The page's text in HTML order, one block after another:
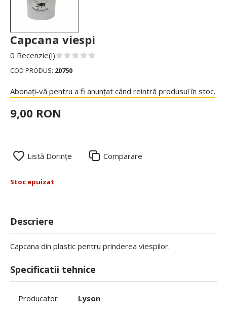
Capcana viespi
0 Recenzie(i)
COD PRODUS: 20750
Abonați-vă pentru a fi anunțat când reintră produsul în stoc.
9,00 RON
Listă Dorințe Comparare
Stoc epuizat
Descriere
Capcana din plastic pentru prinderea viespilor.
Specificatii tehnice
Producator Lyson